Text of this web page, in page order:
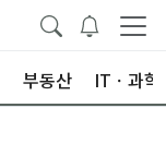
부동산 ITㆍ과학